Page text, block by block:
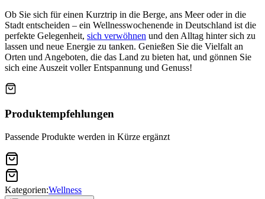
Ob Sie sich für einen Kurztrip in die Berge, ans Meer oder in die
Stadt entscheiden – ein Wellnesswochenende in Deutschland ist die
perfekte Gelegenheit, sich verwöhnen und den Alltag hinter sich zu
lassen und neue Energie zu tanken. Genießen Sie die Vielfalt an
Orten und Angeboten, die das Land zu bieten hat, und gönnen Sie
sich eine Auszeit voller Entspannung und Genuss!
Produktempfehlungen
Passende Produkte werden in Kürze ergänzt
Kategorien:Wellness